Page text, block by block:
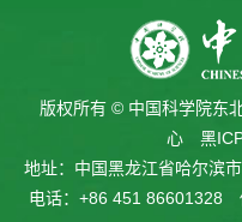
版权所有 © 中国科学院东
心 黑
地址：中国黑龙江省哈尔滨
电话：+86 451 86601328